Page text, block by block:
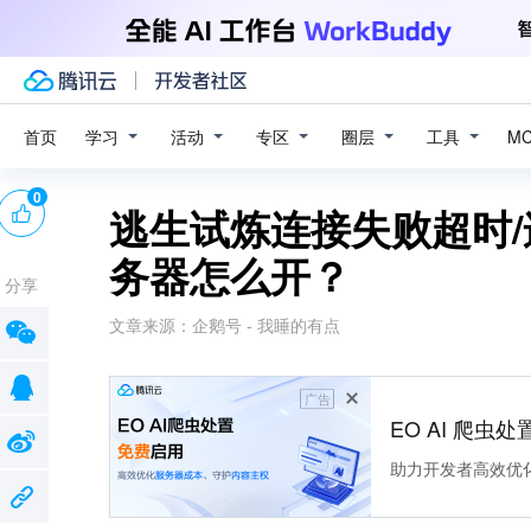
首页 学习 活动 专区 圈层 工具
逃生试炼连接失败超
务器怎么开？
文章来源： 企鹅号 - 我睡的有点
广告
EO AI 爬虫处
助力开发者高效优
0
分享